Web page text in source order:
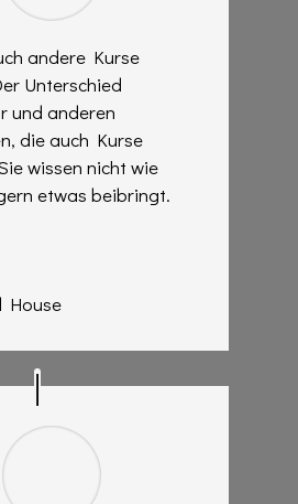
andere Kurse
Unterschied
und anderen
die auch Kurse
wissen nicht wie
etwas beibringt.
House